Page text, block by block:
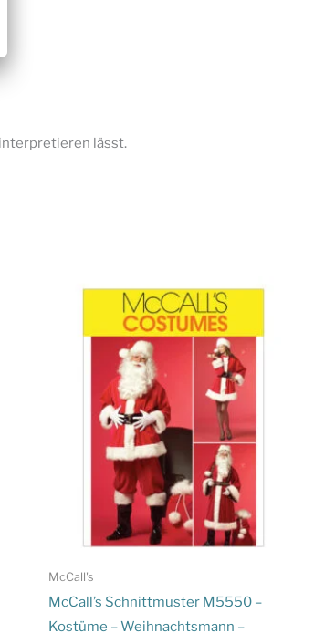
lässt.
McCall's
McCall’s Schnittmuster M5550 –
Kostüme – Weihnachtsmann –